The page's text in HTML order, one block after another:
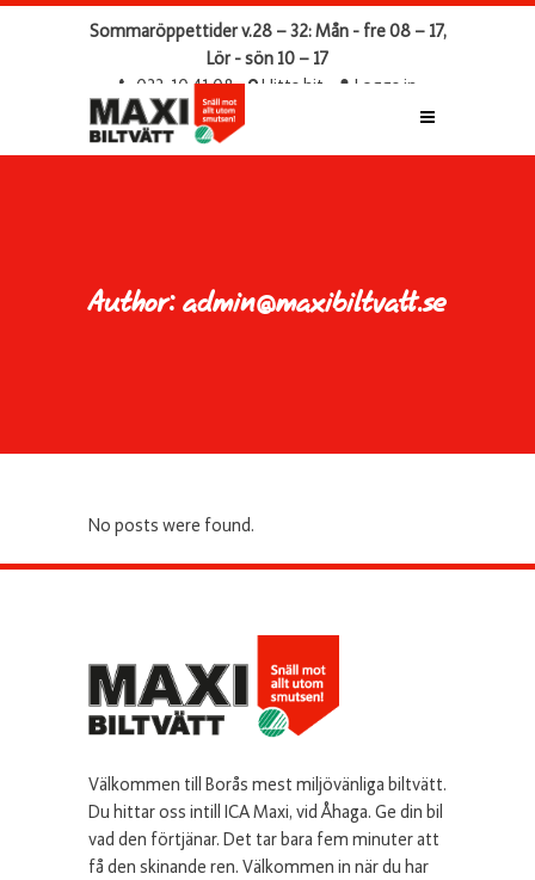
Sommaröppettider v.28 – 32: Mån - fre 08 – 17,
Lör - sön 10 – 17
033-10 41 08
Hitta hit Logga in
Author: admin@maxibiltvatt.se
No posts were found.
Välkommen till Borås mest miljövänliga biltvätt.
Du hittar oss intill ICA Maxi, vid Åhaga. Ge din bil
vad den förtjänar. Det tar bara fem minuter att
få den skinande ren. Välkommen in när du har